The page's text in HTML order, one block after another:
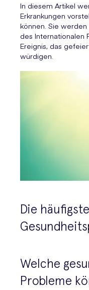
In diesem Artikel
Erkrankungen
können. Sie
des Internationalen
Ereignis, das
würdigen.
Die
Welche
Probleme